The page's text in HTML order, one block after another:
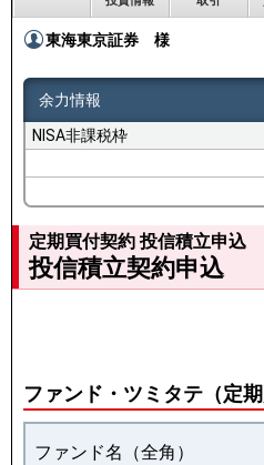
東海東京証券
様
余力情報
NISA非課税枠
定期買付契約 投信積立申込
投信積立契約申込
ファンド・ツミタテ（定期
ファンド名（全角）